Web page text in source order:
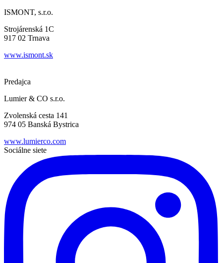
ISMONT, s.r.o.
Strojárenská 1C
917 02 Trnava
www.ismont.sk
Predajca
Lumier & CO s.r.o.
Zvolenská cesta 141
974 05 Banská Bystrica
www.lumierco.com
Sociálne siete